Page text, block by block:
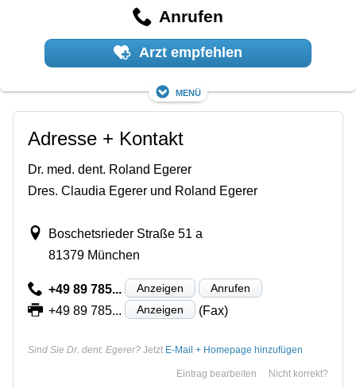
Anrufen
Arzt empfehlen
Menü
Adresse + Kontakt
Dr. med. dent. Roland Egerer
Dres. Claudia Egerer und Roland Egerer
Boschetsrieder Straße 51 a
81379 München
+49 89 785... Anzeigen Anrufen
+49 89 785... Anzeigen (Fax)
Sind Sie Dr. dent. Egerer? Jetzt E-Mail + Homepage hinzufügen
Nicht korrekt?
Eintrag bearbeiten